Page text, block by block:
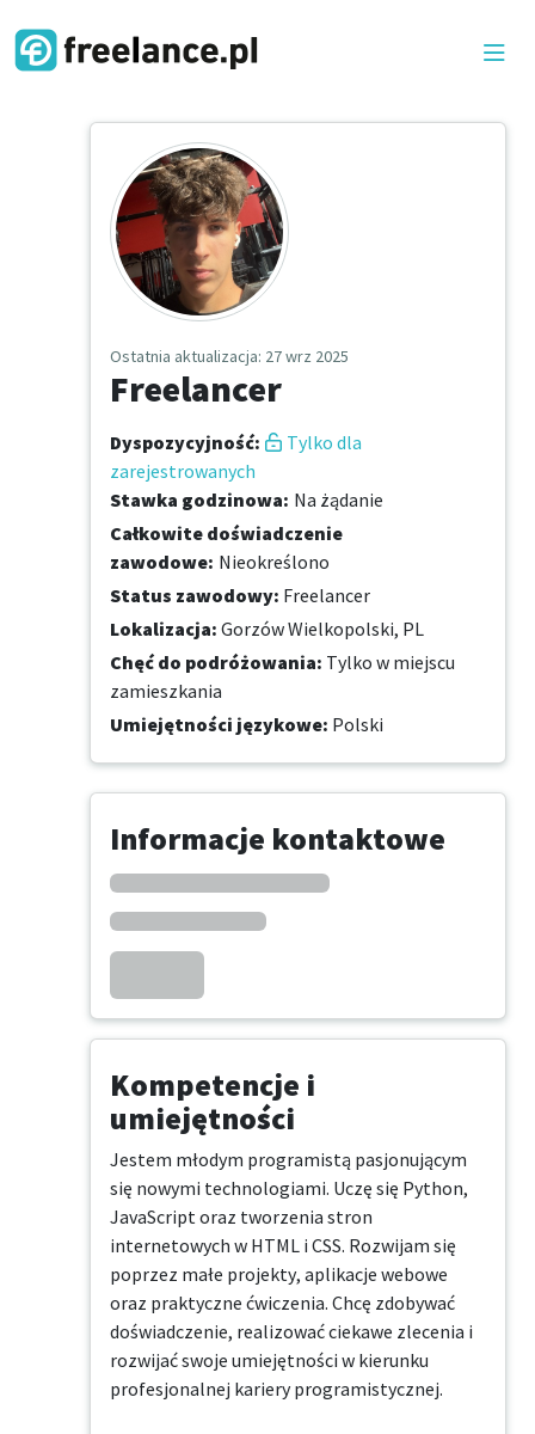
Ostatnia aktualizacja: 27 wrz 2025
Freelancer
Dyspozycyjność:
Tylko dla
zarejestrowanych
Stawka godzinowa: Na żądanie
Całkowite doświadczenie
zawodowe: Nieokreślono
Status zawodowy: Freelancer
Lokalizacja: Gorzów Wielkopolski, PL
Chęć do podróżowania: Tylko w miejscu
zamieszkania
Umiejętności językowe: Polski
Informacje kontaktowe
Kompetencje i
umiejętności
Jestem młodym programistą pasjonującym
się nowymi technologiami. Uczę się Python,
JavaScript oraz tworzenia stron
internetowych w HTML i CSS. Rozwijam się
poprzez małe projekty, aplikacje webowe
oraz praktyczne ćwiczenia. Chcę zdobywać
doświadczenie, realizować ciekawe zlecenia i
rozwijać swoje umiejętności w kierunku
profesjonalnej kariery programistycznej.